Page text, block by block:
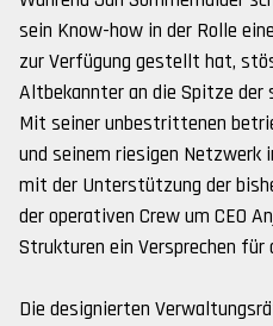
sein Know-how in der Rolle
zur Verfügung gestellt hat,
Altbekannter an die Spitze der
Mit seiner unbestrittenen
und seinem riesigen Netzwerk
mit der Unterstützung der
der operativen Crew um CEO
Strukturen ein Versprechen für
Die designierten